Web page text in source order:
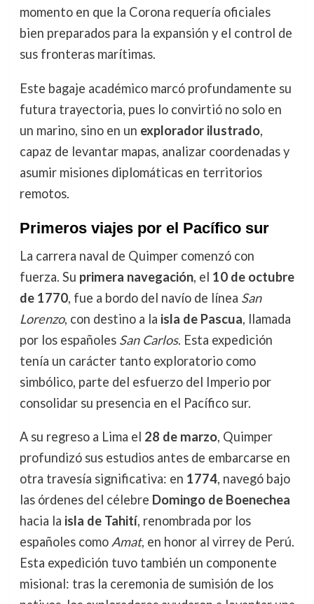
momento en que la Corona requería oficiales
bien preparados para la expansión y el control de
sus fronteras marítimas.
Este bagaje académico marcó profundamente su
futura trayectoria, pues lo convirtió no solo en
un marino, sino en un explorador ilustrado,
capaz de levantar mapas, analizar coordenadas y
asumir misiones diplomáticas en territorios
remotos.
Primeros viajes por el Pacífico sur
La carrera naval de Quimper comenzó con
fuerza. Su primera navegación, el 10 de octubre
de 1770, fue a bordo del navío de línea San
Lorenzo, con destino a la isla de Pascua, llamada
por los españoles San Carlos. Esta expedición
tenía un carácter tanto exploratorio como
simbólico, parte del esfuerzo del Imperio por
consolidar su presencia en el Pacífico sur.
A su regreso a Lima el 28 de marzo, Quimper
profundizó sus estudios antes de embarcarse en
otra travesía significativa: en 1774, navegó bajo
las órdenes del célebre Domingo de Boenechea
hacia la isla de Tahití, renombrada por los
españoles como Amat, en honor al virrey de Perú.
Esta expedición tuvo también un componente
misional: tras la ceremonia de sumisión de los